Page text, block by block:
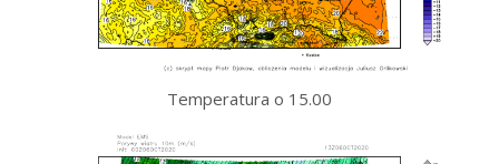
Temperatura o 15.00